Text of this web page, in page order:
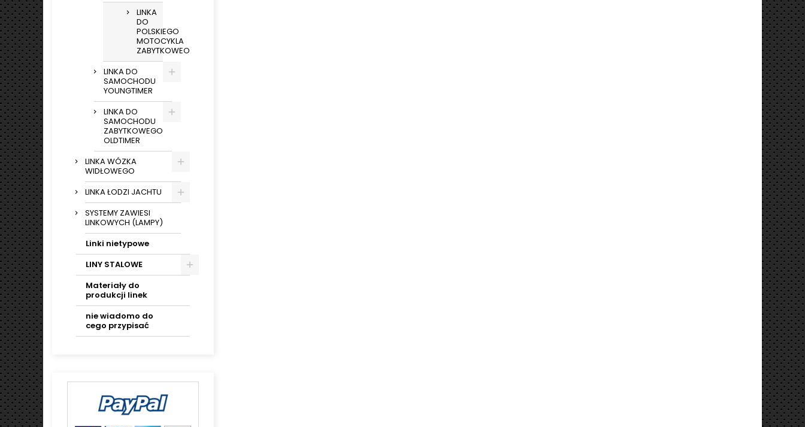
LINKA
DO
POLSKIEGO
MOTOCYKLA
ZABYTKOWEO
LINKA DO
SAMOCHODU
YOUNGTIMER
LINKA DO
SAMOCHODU
ZABYTKOWEGO
OLDTIMER
LINKA WÓZKA
WIDŁOWEGO
LINKA ŁODZI JACHTU
SYSTEMY ZAWIESI
LINKOWYCH (LAMPY)
Linki nietypowe
LINY STALOWE
Materiały do
produkcji linek
nie wiadomo do
cego przypisać